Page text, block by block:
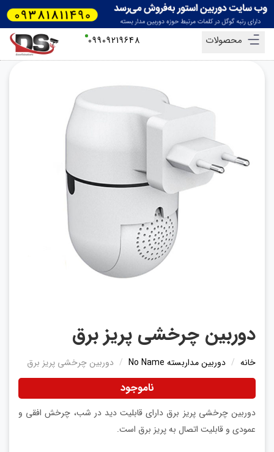
محصولات 09909219648
دوربین چرخشی پریز برق
خانه دوربین مداربسته No Name دوربین چرخشی پریز برق
ناموجود
دوربین چرخشی پریز برق دارای قابلیت دید در شب، چرخش افقی و
عمودی و قابلیت اتصال به پریز برق است.